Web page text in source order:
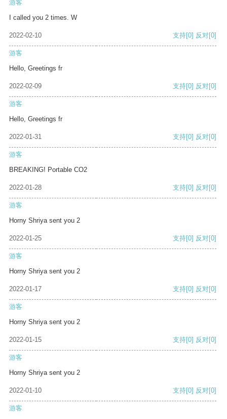
游客
I called you 2 times. W
2022-02-10 支持[0] 反对[0]
游客
Hello, Greetings fr
2022-02-09 支持[0] 反对[0]
游客
Hello, Greetings fr
2022-01-31 支持[0] 反对[0]
游客
BREAKING! Portable CO2
2022-01-28 支持[0] 反对[0]
游客
Horny Shriya sent you 2
2022-01-25 支持[0] 反对[0]
游客
Horny Shriya sent you 2
2022-01-17 支持[0] 反对[0]
游客
Horny Shriya sent you 2
2022-01-15 支持[0] 反对[0]
游客
Horny Shriya sent you 2
2022-01-10 支持[0] 反对[0]
游客